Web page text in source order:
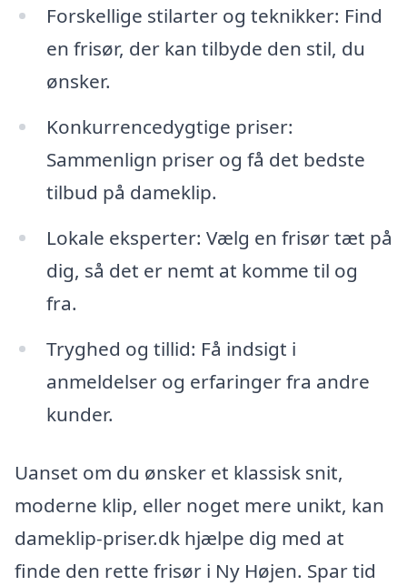
Forskellige stilarter og teknikker: Find
en frisør, der kan tilbyde den stil, du
ønsker.
Konkurrencedygtige priser:
Sammenlign priser og få det bedste
tilbud på dameklip.
Lokale eksperter: Vælg en frisør tæt på
dig, så det er nemt at komme til og
fra.
Tryghed og tillid: Få indsigt i
anmeldelser og erfaringer fra andre
kunder.
Uanset om du ønsker et klassisk snit,
moderne klip, eller noget mere unikt, kan
dameklip-priser.dk hjælpe dig med at
finde den rette frisør i Ny Højen. Spar tid